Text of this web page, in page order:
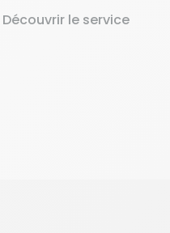
Découvrir le service